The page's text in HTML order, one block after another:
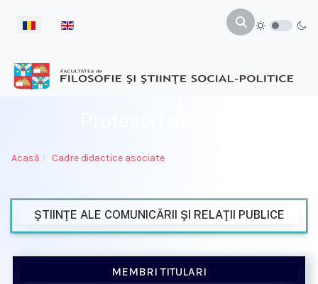
Selectați limba dvs
Acasă Cadre didactice asociate
ŞTIINŢE ALE COMUNICĂRII ŞI RELAŢII PUBLICE
MEMBRI TITULARI